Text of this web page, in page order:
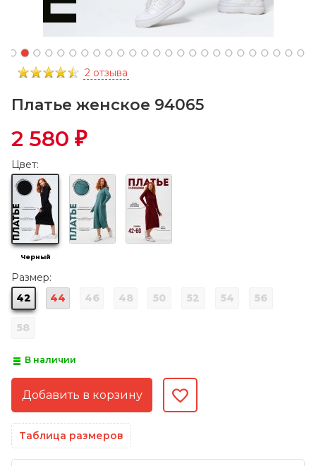
2 отзыва
Платье женское 94065
2 580 ₽
Цвет:
Черный
Размер:
42
44 46 48 50 52 54 56
58
В наличии
Таблица размеров